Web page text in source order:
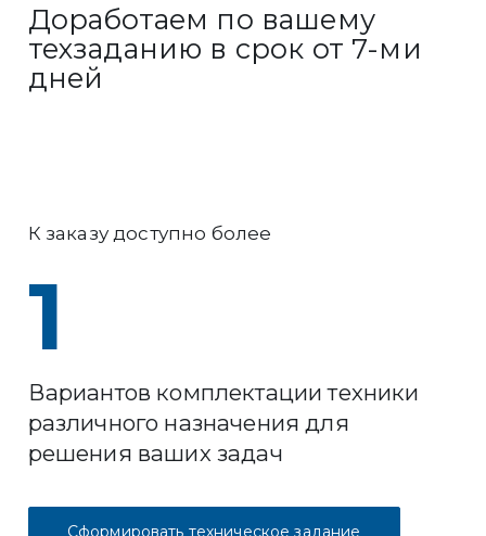
Доработаем по вашему
техзаданию в срок от 7-ми
дней
К заказу доступно более
1
Вариантов комплектации техники
различного назначения для
решения ваших задач
Сформировать техническое задание